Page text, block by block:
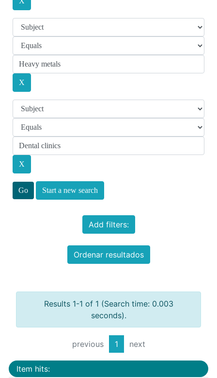
Start a new search
Add filters:
Ordenar resultados
Results 1-1 of 1 (Search time: 0.003
seconds).
previous 1 next
Item hits: